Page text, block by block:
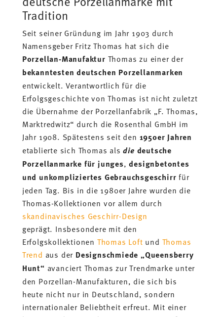
Tradition
Seit seiner Gründung im Jahr 1903 durch
Namensgeber Fritz Thomas hat sich die
Porzellan-Manufaktur Thomas zu einer der
bekanntesten deutschen Porzellanmarken
entwickelt. Verantwortlich für die
Erfolgsgeschichte von Thomas ist nicht zuletzt
die Übernahme der Porzellanfabrik „F. Thomas,
Marktredwitz“ durch die Rosenthal GmbH im
Jahr 1908. Spätestens seit den 1950er Jahren
etablierte sich Thomas alsdie deutsche
Porzellanmarke für junges,designbetontes
und unkompliziertes Gebrauchsgeschirr für
jeden Tag. Bis in die 1980er Jahre wurden die
Thomas-Kollektionen vor allem durch
skandinavisches Geschirr-Design
geprägt. Insbesondere mit den
Erfolgskollektionen Thomas Loft und Thomas
Trend aus der Designschmiede „Queensberry
Hunt“ avanciert Thomas zur Trendmarke unter
den Porzellan-Manufakturen, die sich bis
heute nicht nur in Deutschland, sondern
internationaler Beliebtheit erfreut. Mit einer